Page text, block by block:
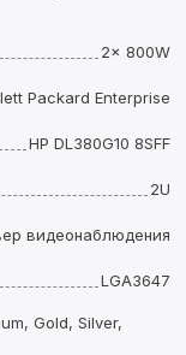
2x 800W
Packard Enterprise
HP DL380G10 8SFF
2U
видеонаблюдения
LGA3647
Gold, Silver,